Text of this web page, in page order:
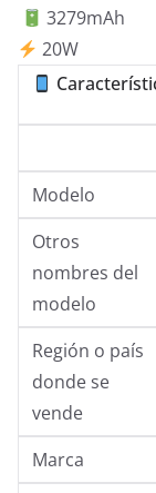
3279mAh
20W
Modelo
Otros
nombres del
modelo
Región o país
donde se
vende
Marca